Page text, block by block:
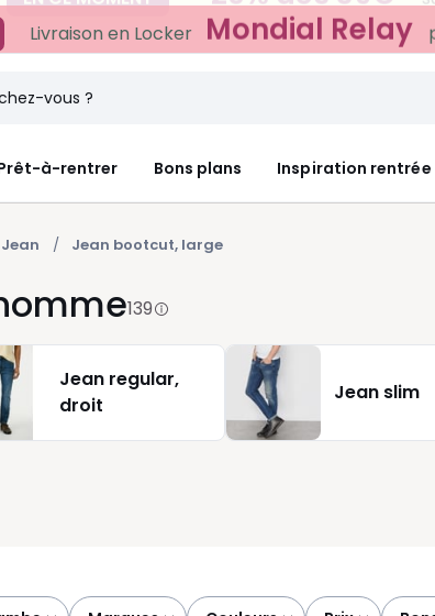
Livraison en Locker Mondial Relay
à-rentrer Bons plans Inspiration rentrée
Jean Jean bootcut, large
139
Jean regular,
droit
Jean slim